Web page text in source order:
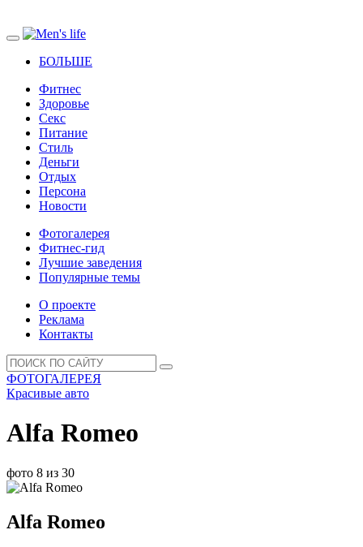
БОЛЬШЕ
Фитнес
Здоровье
Секс
Питание
Стиль
Деньги
Отдых
Персона
Новости
Фотогалерея
Фитнес-гид
Лучшие заведения
Популярные темы
О проекте
Реклама
Контакты
ФОТОГАЛЕРЕЯ
Красивые авто
Alfa Romeo
фото 8 из 30
Alfa Romeo